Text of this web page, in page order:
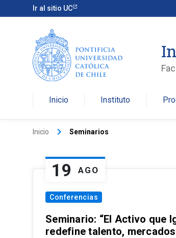
Ir al sitio UC
Inicio Instituto
Inicio keyboard_arrow_right Seminarios
19 AGO
Conferencias
Seminario: “El Activo que
redefine talento,